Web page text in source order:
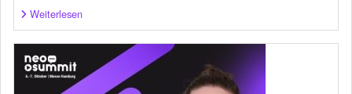
Weiterlesen